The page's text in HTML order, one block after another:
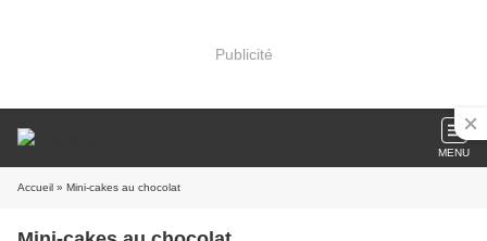
Publicité
MENU
Accueil » Mini-cakes au chocolat